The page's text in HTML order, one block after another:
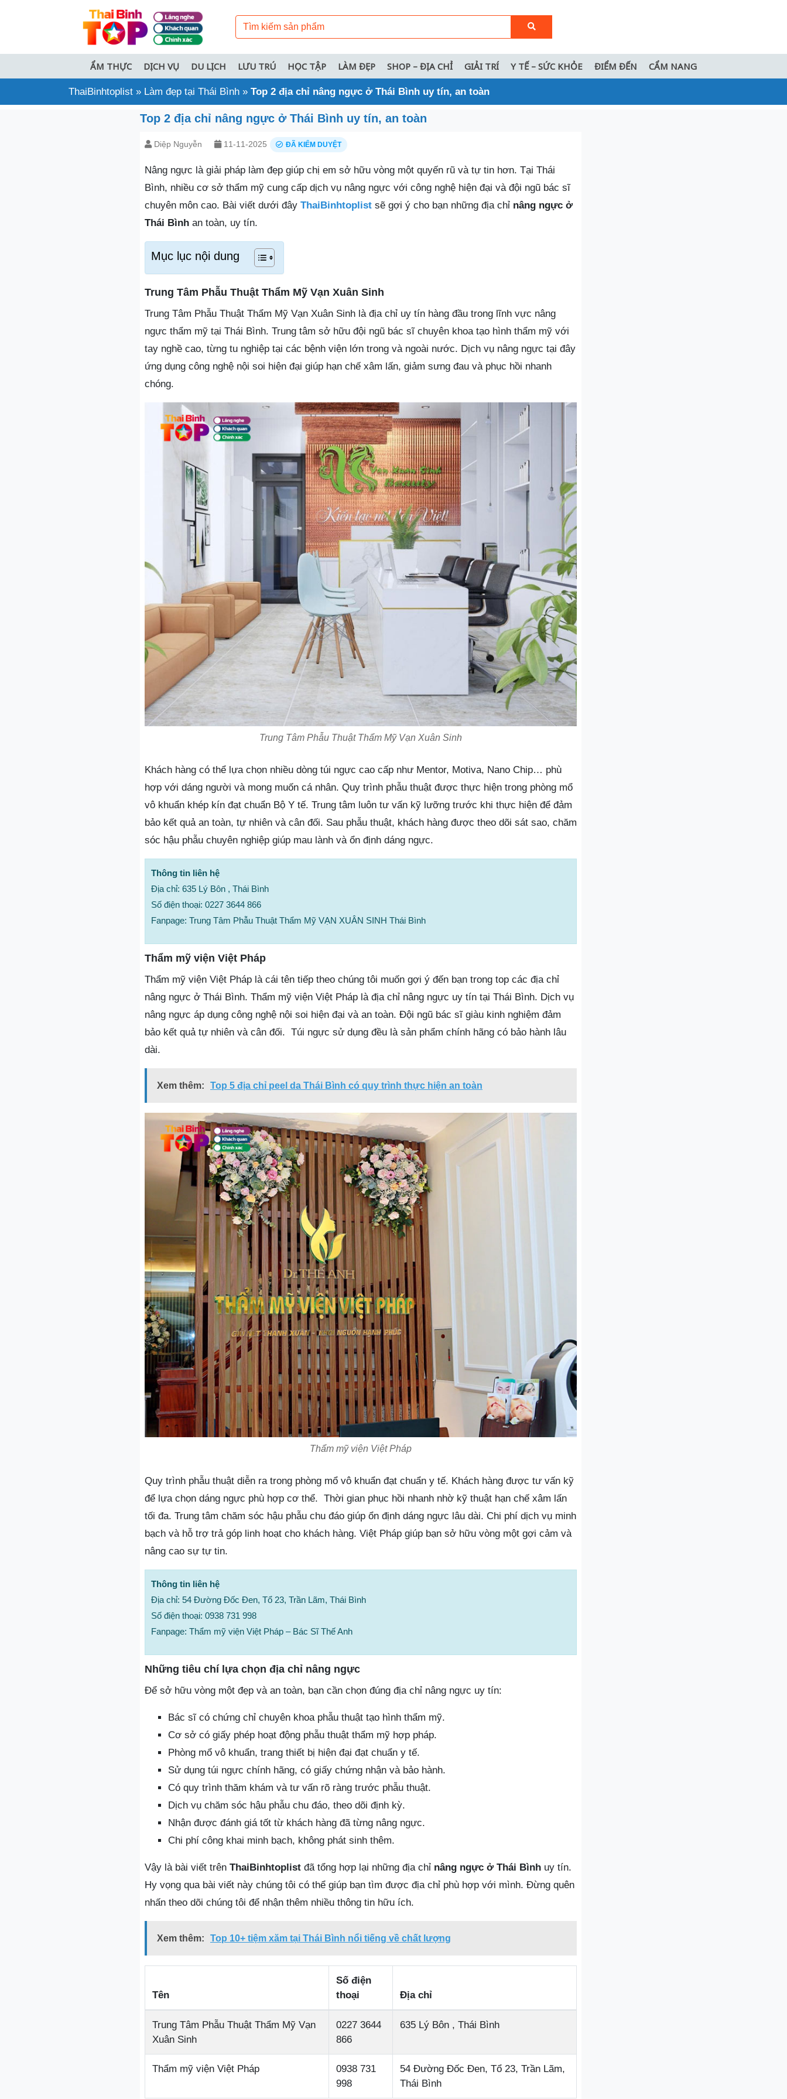
ẨM THỰC DỊCH VỤ DU LỊCH LƯU TRÚ HỌC TẬP LÀM ĐẸP SHOP – ĐỊA CHỈ GIẢI TRÍ Y TẾ – SỨC KHỎE ĐIỂM ĐẾN CẨM NANG
ThaiBinhtoplist » Làm đẹp tại Thái Bình » Top 2 địa chỉ nâng ngực ở Thái Bình uy tín, an toàn
Top 2 địa chỉ nâng ngực ở Thái Bình uy tín, an toàn
Diệp Nguyễn 11-11-2025 ĐÃ KIỂM DUYỆT
Nâng ngực là giải pháp làm đẹp giúp chị em sở hữu vòng một quyến rũ và tự tin hơn. Tại Thái
Bình, nhiều cơ sở thẩm mỹ cung cấp dịch vụ nâng ngực với công nghệ hiện đại và đội ngũ bác sĩ
chuyên môn cao. Bài viết dưới đây ThaiBinhtoplist sẽ gợi ý cho bạn những địa chỉ nâng ngực ở
Thái Bình an toàn, uy tín.
Mục lục nội dung
Trung Tâm Phẫu Thuật Thẩm Mỹ Vạn Xuân Sinh
Trung Tâm Phẫu Thuật Thẩm Mỹ Vạn Xuân Sinh là địa chỉ uy tín hàng đầu trong lĩnh vực nâng
ngực thẩm mỹ tại Thái Bình. Trung tâm sở hữu đội ngũ bác sĩ chuyên khoa tạo hình thẩm mỹ với
tay nghề cao, từng tu nghiệp tại các bệnh viện lớn trong và ngoài nước. Dịch vụ nâng ngực tại đây
ứng dụng công nghệ nội soi hiện đại giúp hạn chế xâm lấn, giảm sưng đau và phục hồi nhanh
chóng.
Trung Tâm Phẫu Thuật Thẩm Mỹ Vạn Xuân Sinh
Khách hàng có thể lựa chọn nhiều dòng túi ngực cao cấp như Mentor, Motiva, Nano Chip… phù
hợp với dáng người và mong muốn cá nhân. Quy trình phẫu thuật được thực hiện trong phòng mổ
vô khuẩn khép kín đạt chuẩn Bộ Y tế. Trung tâm luôn tư vấn kỹ lưỡng trước khi thực hiện để đảm
bảo kết quả an toàn, tự nhiên và cân đối. Sau phẫu thuật, khách hàng được theo dõi sát sao, chăm
sóc hậu phẫu chuyên nghiệp giúp mau lành và ổn định dáng ngực.
Thông tin liên hệ
Địa chỉ: 635 Lý Bôn , Thái Bình
Số điện thoại: 0227 3644 866
Fanpage: Trung Tâm Phẫu Thuật Thẩm Mỹ VẠN XUÂN SINH Thái Bình
Thẩm mỹ viện Việt Pháp
Thẩm mỹ viện Việt Pháp là cái tên tiếp theo chúng tôi muốn gợi ý đến bạn trong top các địa chỉ
nâng ngực ở Thái Bình. Thẩm mỹ viện Việt Pháp là địa chỉ nâng ngực uy tín tại Thái Bình. Dịch vụ
nâng ngực áp dụng công nghệ nội soi hiện đại và an toàn. Đội ngũ bác sĩ giàu kinh nghiệm đảm
bảo kết quả tự nhiên và cân đối. Túi ngực sử dụng đều là sản phẩm chính hãng có bảo hành lâu
dài.
Xem thêm: Top 5 địa chỉ peel da Thái Bình có quy trình thực hiện an toàn
Thẩm mỹ viện Việt Pháp
Quy trình phẫu thuật diễn ra trong phòng mổ vô khuẩn đạt chuẩn y tế. Khách hàng được tư vấn kỹ
để lựa chọn dáng ngực phù hợp cơ thể. Thời gian phục hồi nhanh nhờ kỹ thuật hạn chế xâm lấn
tối đa. Trung tâm chăm sóc hậu phẫu chu đáo giúp ổn định dáng ngực lâu dài. Chi phí dịch vụ minh
bạch và hỗ trợ trả góp linh hoạt cho khách hàng. Việt Pháp giúp bạn sở hữu vòng một gợi cảm và
nâng cao sự tự tin.
Thông tin liên hệ
Địa chỉ: 54 Đường Đốc Đen, Tổ 23, Trần Lãm, Thái Bình
Số điện thoại: 0938 731 998
Fanpage: Thẩm mỹ viện Việt Pháp – Bác Sĩ Thế Anh
Những tiêu chí lựa chọn địa chỉ nâng ngực
Để sở hữu vòng một đẹp và an toàn, bạn cần chọn đúng địa chỉ nâng ngực uy tín:
Bác sĩ có chứng chỉ chuyên khoa phẫu thuật tạo hình thẩm mỹ.
Cơ sở có giấy phép hoạt động phẫu thuật thẩm mỹ hợp pháp.
Phòng mổ vô khuẩn, trang thiết bị hiện đại đạt chuẩn y tế.
Sử dụng túi ngực chính hãng, có giấy chứng nhận và bảo hành.
Có quy trình thăm khám và tư vấn rõ ràng trước phẫu thuật.
Dịch vụ chăm sóc hậu phẫu chu đáo, theo dõi định kỳ.
Nhận được đánh giá tốt từ khách hàng đã từng nâng ngực.
Chi phí công khai minh bạch, không phát sinh thêm.
Vậy là bài viết trên ThaiBinhtoplist đã tổng hợp lại những địa chỉ nâng ngực ở Thái Bình uy tín.
Hy vọng qua bài viết này chúng tôi có thể giúp bạn tìm được địa chỉ phù hợp với mình. Đừng quên
nhấn theo dõi chúng tôi để nhận thêm nhiều thông tin hữu ích.
Xem thêm: Top 10+ tiệm xăm tại Thái Bình nổi tiếng về chất lượng
Tên
Số điện
thoại
Địa chỉ
Trung Tâm Phẫu Thuật Thẩm Mỹ Vạn
Xuân Sinh
0227 3644
866
635 Lý Bôn , Thái Bình
Thẩm mỹ viện Việt Pháp
0938 731
998
54 Đường Đốc Đen, Tổ 23, Trần Lãm,
Thái Bình